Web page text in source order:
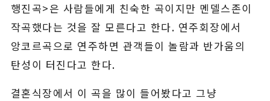
행진곡>은 사람들에게 친숙한 곡이지만 멘델스존이
작곡했다는 것을 잘 모른다고 한다. 연주회장에서
앙코르곡으로 연주하면 관객들이 놀람과 반가움의
탄성이 터진다고 한다.
결혼식장에서 이 곡을 많이 들어봤다고 그냥